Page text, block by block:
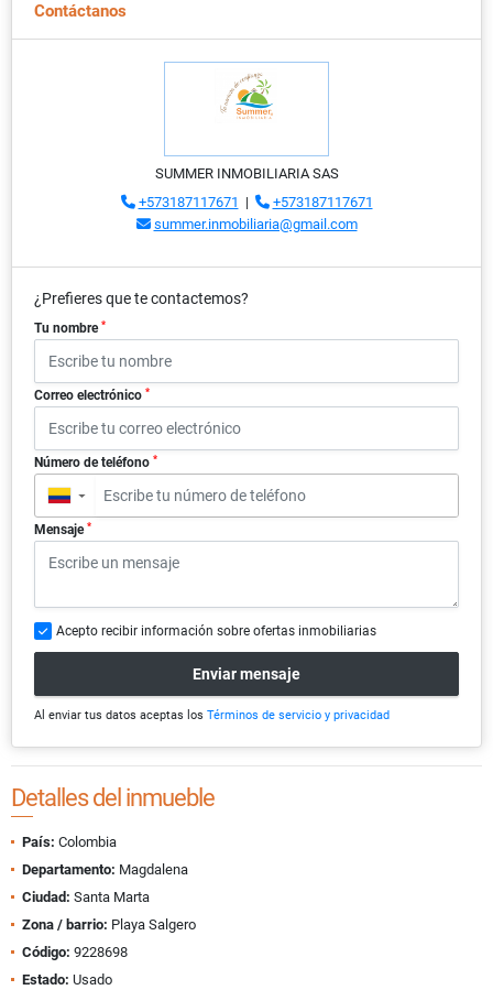
Contáctanos
SUMMER INMOBILIARIA SAS
+573187117671 |
+573187117671
summer.inmobiliaria@gmail.com
¿Prefieres que te contactemos?
Tu nombre *
Correo electrónico *
Número de teléfono *
▼
Mensaje *
Acepto recibir información sobre ofertas inmobiliarias
Enviar mensaje
Al enviar tus datos aceptas los Términos de servicio y privacidad
Detalles del inmueble
País: Colombia
Departamento: Magdalena
Ciudad: Santa Marta
Zona / barrio: Playa Salgero
Código: 9228698
Estado: Usado